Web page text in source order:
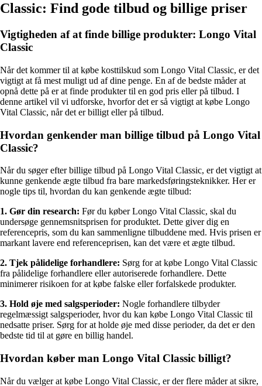
Classic: Find gode tilbud og billige priser
Vigtigheden af at finde billige produkter: Longo Vital
Classic
Når det kommer til at købe kosttilskud som Longo Vital Classic, er det
vigtigt at få mest muligt ud af dine penge. En af de bedste måder at
opnå dette på er at finde produkter til en god pris eller på tilbud. I
denne artikel vil vi udforske, hvorfor det er så vigtigt at købe Longo
Vital Classic, når det er billigt eller på tilbud.
Hvordan genkender man billige tilbud på Longo Vital
Classic?
Når du søger efter billige tilbud på Longo Vital Classic, er det vigtigt at
kunne genkende ægte tilbud fra bare markedsføringsteknikker. Her er
nogle tips til, hvordan du kan genkende ægte tilbud:
1. Gør din research: Før du køber Longo Vital Classic, skal du
undersøge gennemsnitsprisen for produktet. Dette giver dig en
referencepris, som du kan sammenligne tilbuddene med. Hvis prisen er
markant lavere end referenceprisen, kan det være et ægte tilbud.
2. Tjek pålidelige forhandlere: Sørg for at købe Longo Vital Classic
fra pålidelige forhandlere eller autoriserede forhandlere. Dette
minimerer risikoen for at købe falske eller forfalskede produkter.
3. Hold øje med salgsperioder: Nogle forhandlere tilbyder
regelmæssigt salgsperioder, hvor du kan købe Longo Vital Classic til
nedsatte priser. Sørg for at holde øje med disse perioder, da det er den
bedste tid til at gøre en billig handel.
Hvordan køber man Longo Vital Classic billigt?
Når du vælger at købe Longo Vital Classic, er der flere måder at sikre,